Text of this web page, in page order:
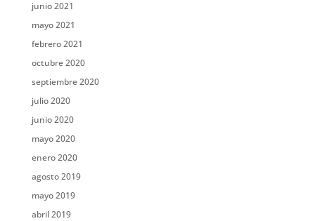
junio 2021
mayo 2021
febrero 2021
octubre 2020
septiembre 2020
julio 2020
junio 2020
mayo 2020
enero 2020
agosto 2019
mayo 2019
abril 2019